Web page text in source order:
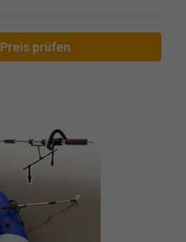
Preis prüfen